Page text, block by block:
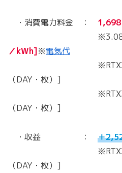
・消費電力料金 ：
／kWh]※電気代
※RTX3080…
（DAY・枚）]
※RTX3090…
（DAY・枚）]
・収益 ： ＋
※RTX3080…
（DAY・枚）]